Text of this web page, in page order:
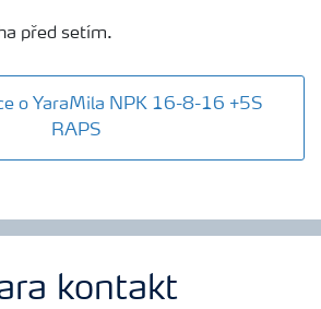
před setím.
o YaraMila NPK 16-8-16 +5S
RAPS
kontakt